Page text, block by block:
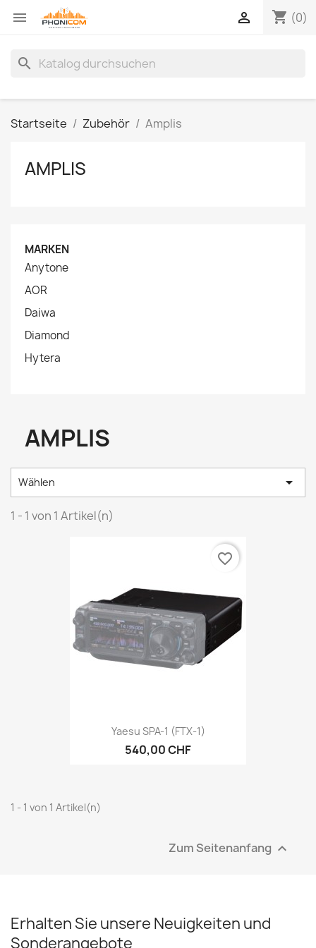
 shopping_cart (0)

search
Startseite Zubehör Amplis
AMPLIS
MARKEN
Anytone
AOR
Daiwa
Diamond
Hytera
AMPLIS
Wählen 
1 - 1 von 1 Artikel(n)
Yaesu SPA-1 (FTX-1)
540,00 CHF
favorite_border
1 - 1 von 1 Artikel(n)
Zum Seitenanfang 
Erhalten Sie unsere Neuigkeiten und
Sonderangebote